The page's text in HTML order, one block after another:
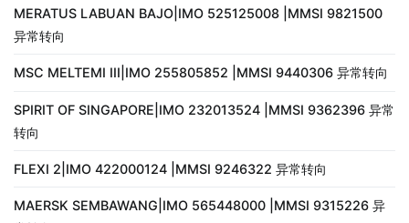
MERATUS LABUAN BAJO|IMO 525125008 |MMSI 9821500
异常转向
MSC MELTEMI III|IMO 255805852 |MMSI 9440306 异常转向
SPIRIT OF SINGAPORE|IMO 232013524 |MMSI 9362396 异常
转向
FLEXI 2|IMO 422000124 |MMSI 9246322 异常转向
MAERSK SEMBAWANG|IMO 565448000 |MMSI 9315226 异